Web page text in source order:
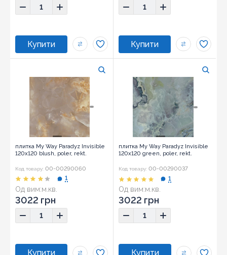
плитка My Way Paradyz Invisible
120x120 blush, poler, rekt.
Код товару: 00-00290060
Од вим:м.кв.
1
3022 грн
плитка My Way Paradyz Invisible
120x120 green, poler, rekt.
Код товару: 00-00290037
Од вим:м.кв.
1
3022 грн